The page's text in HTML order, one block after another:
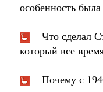
особенность
Что сделал
который все
Почему с